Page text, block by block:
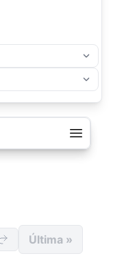
Última »